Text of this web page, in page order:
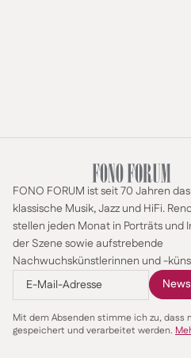
FONO FORUM ist seit 70 Jahren
klassische Musik, Jazz und HiFi.
stellen jeden Monat in Porträts und
der Szene sowie aufstrebende
Nachwuchskünstlerinnen und -
Mit dem Absenden stimme ich zu, dass
gespeichert und verarbeitet werden.